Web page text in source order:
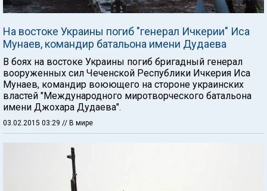
На востоке Украины погиб "генерал Ичкерии" Иса
Мунаев, командир батальона имени Дудаева
В боях на востоке Украины погиб бригадный генерал
вооруженных сил Чеченской Республики Ичкерия Иса
Мунаев, командир воюющего на стороне украинских
властей "Международного миротворческого батальона
имени Джохара Дудаева".
03.02.2015 03:29 // В мире